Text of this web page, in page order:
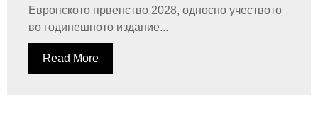
Европското првенство 2028, односно учеството
во годинешното издание...
Read More